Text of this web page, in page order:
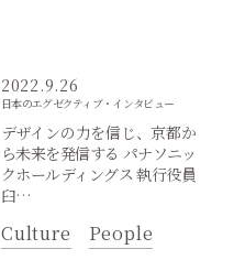
2022.9.26
日本のエグゼクティブ・インタビュー
デザインの力を信じ、京都か
ら未来を発信する パナソニッ
クホールディングス 執行役員
臼…
Culture People